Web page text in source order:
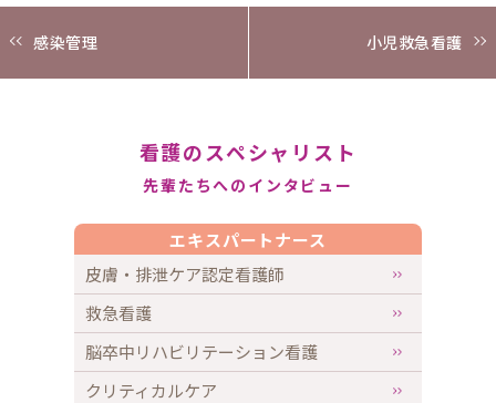
感染管理 小児救急看護
看護のスペシャリスト
先輩たちへのインタビュー
エキスパートナース
皮膚・排泄ケア認定看護師
救急看護
脳卒中リハビリテーション看護
クリティカルケア